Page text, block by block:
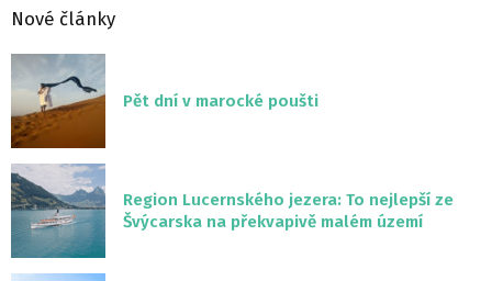
Nové články
Pět dní v marocké poušti
Region Lucernského jezera: To nejlepší ze
Švýcarska na překvapivě malém území